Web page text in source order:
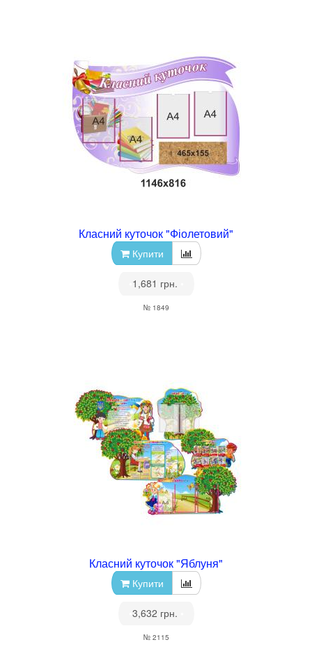
Класний куточок "Фіолетовий"
Купити
1,681 грн.
№ 1849
Класний куточок "Яблуня"
Купити
3,632 грн.
№ 2115